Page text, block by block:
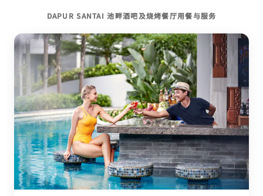
DAPUR SANTAI 池畔酒吧及烧烤餐厅用餐与服务